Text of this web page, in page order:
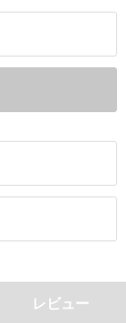
レビュー